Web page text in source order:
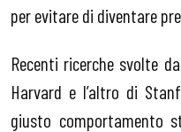
per evitare di diventare
Recenti ricerche svolte
Harvard e l’altro di
giusto comportamento